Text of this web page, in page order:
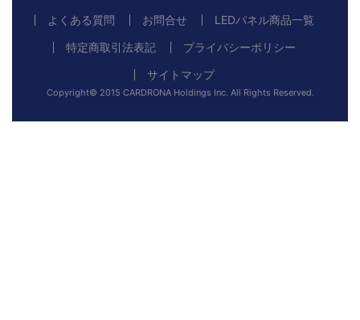
よくある質問
お問合せ
LEDパネル商品一覧
特定商取引法表記
プライバシーポリシー
サイトマップ
Copyright© 2015 CARDRONA Holdings Inc. All Rights Reserved.